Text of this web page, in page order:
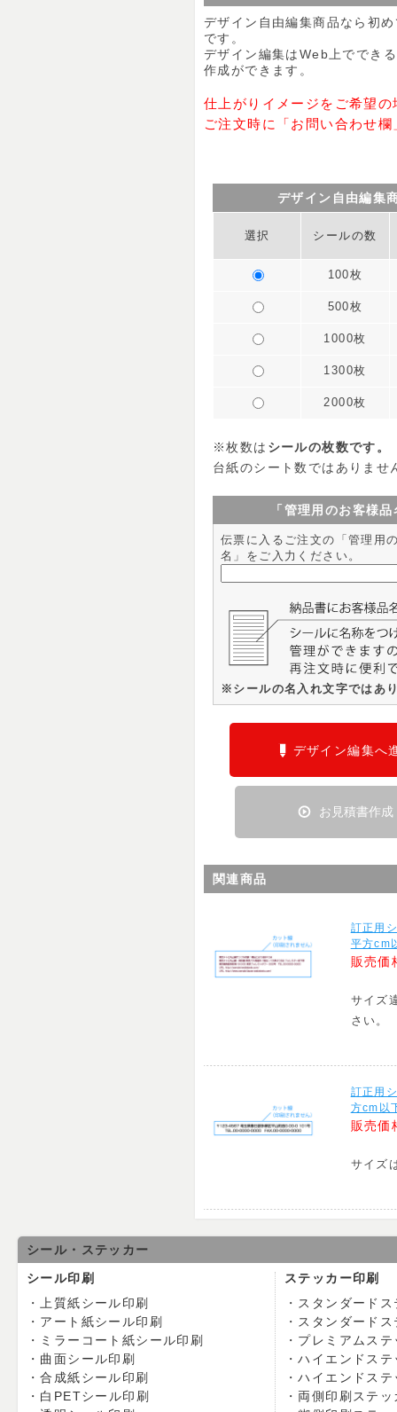
デザイン自由編集商品なら初
です。
デザイン編集はWeb上ででき
作成ができます。
仕上がりイメージをご希望の
ご注文時に「お問い合わせ
デザイン自由編集
選択 シールの数
100枚
500枚
1000枚
1300枚
2000枚
※枚数は シールの枚数です。
台紙のシート数ではありませ
「管理用のお客様
伝票に入るご注文の「管理用
名」をご入力ください。
※シールの名入れ文字ではあ
お見積書作成
デザイン編集へ
関連商品
訂正用
平方cm
販売価
サイズ
さい。
訂正用
方cm以
販売価
サイズ
シール・ステッカー
シール印刷
上質紙シール印刷
アート紙シール印刷
ミラーコート紙シール印刷
曲面シール印刷
合成紙シール印刷
白PETシール印刷
ステッカー印刷
スタンダード
スタンダード
プレミアムステ
ハイエンドステ
ハイエンドス
両側印刷ステッ